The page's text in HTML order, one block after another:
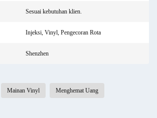
Sesuai kebutuhan klien.
Injeksi, Vinyl, Pengecoran Rota
Shenzhen
Mainan Vinyl Menghemat Uang